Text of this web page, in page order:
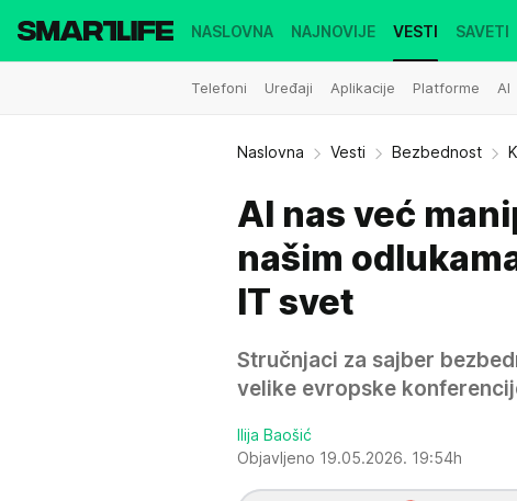
NASLOVNA NAJNOVIJE VESTI
Telefoni Uređaji Aplikacije Platforme AI
SAVETI
Naslovna Vesti Bezbednost
AI nas već
našim
IT svet
Stručnjaci za sajber
velike evropske
Ilija Baošić
Objavljeno 19.05.2026. 19:54h